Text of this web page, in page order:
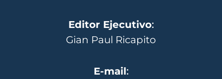
Editor Ejecutivo:
Gian Paul Ricapito
E-mail: